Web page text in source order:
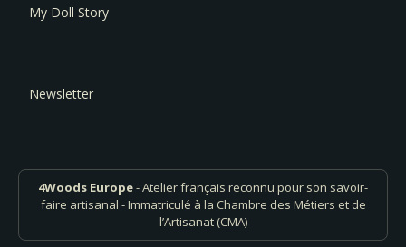
My Doll Story
Newsletter
4Woods Europe- Atelier français reconnu pour son savoir-
faire artisanal - Immatriculé à la Chambre des Métiers et de
l’Artisanat (CMA)